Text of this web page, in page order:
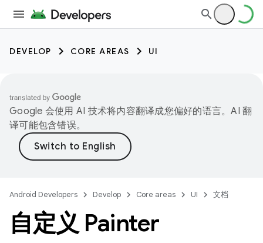
DEVELOP CORE AREAS UI
Google 会使用 AI 技术将内容翻译成您偏好的语言。AI 翻
译可能包含错误。
Android Developers Develop Core areas UI 文档
自定义 Painter